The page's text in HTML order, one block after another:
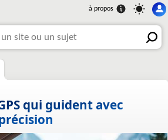
qui guident avec